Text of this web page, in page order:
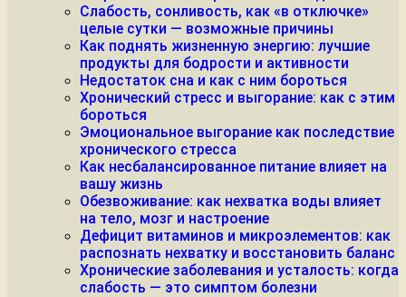
Слабость, сонливость, как «в отключке»
целые сутки — возможные причины
Как поднять жизненную энергию: лучшие
продукты для бодрости и активности
Недостаток сна и как с ним бороться
Хронический стресс и выгорание: как с этим
бороться
Эмоциональное выгорание как последствие
хронического стресса
Как несбалансированное питание влияет на
вашу жизнь
Обезвоживание: как нехватка воды влияет
на тело, мозг и настроение
Дефицит витаминов и микроэлементов: как
распознать нехватку и восстановить баланс
Хронические заболевания и усталость: когда
слабость — это симптом болезни